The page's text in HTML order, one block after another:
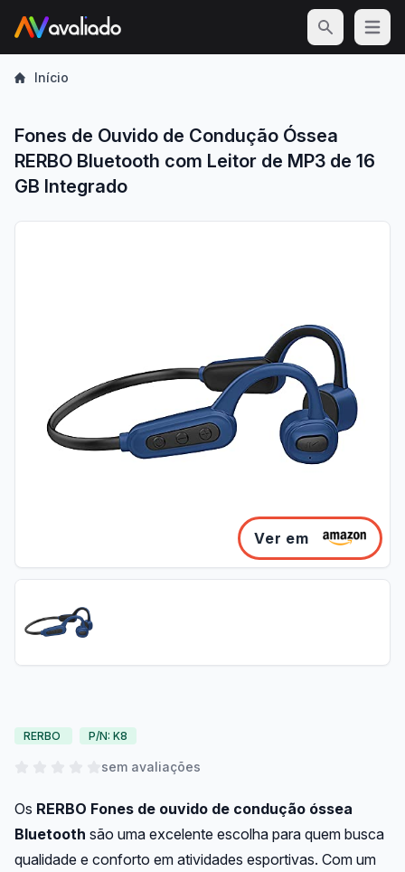
Open
Início
Fones de Ouvido de Condução Óssea
RERBO Bluetooth com Leitor de MP3 de 16
GB Integrado
Ver em
RERBO P/N: K8
sem avaliações
Os RERBO Fones de ouvido de condução óssea
Bluetooth são uma excelente escolha para quem busca
qualidade e conforto em atividades esportivas. Com um